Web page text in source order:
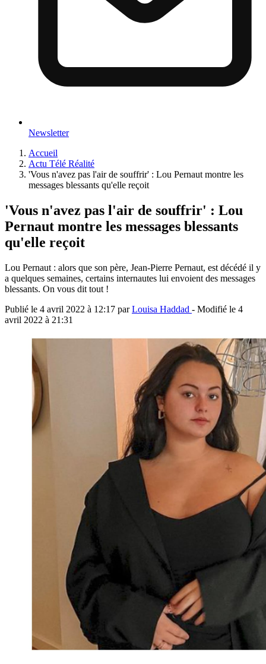
Newsletter
Accueil
Actu Télé Réalité
'Vous n'avez pas l'air de souffrir' : Lou Pernaut montre les
messages blessants qu'elle reçoit
'Vous n'avez pas l'air de souffrir' : Lou
Pernaut montre les messages blessants
qu'elle reçoit
Lou Pernaut : alors que son père, Jean-Pierre Pernaut, est décédé il y
a quelques semaines, certains internautes lui envoient des messages
blessants. On vous dit tout !
Publié le 4 avril 2022 à 12:17 parLouisa Haddad - Modifié le 4
avril 2022 à 21:31